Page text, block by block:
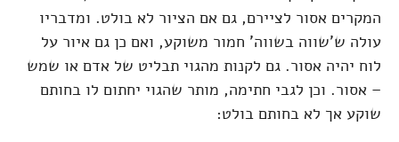
המקרים אסור לציירם, גם אם הציור לא בולט. ומדבריו
עולה ש'שווה בשווה' חמור משוקע, ואם כן גם איור על
לוח יהיה אסור. גם לקנות מהגוי תבליט של אדם או שמש
– אסור. וכן לגבי חתימה, מותר שהגוי יחתום לו בחותם
שוקע אך לא בחותם בולט: